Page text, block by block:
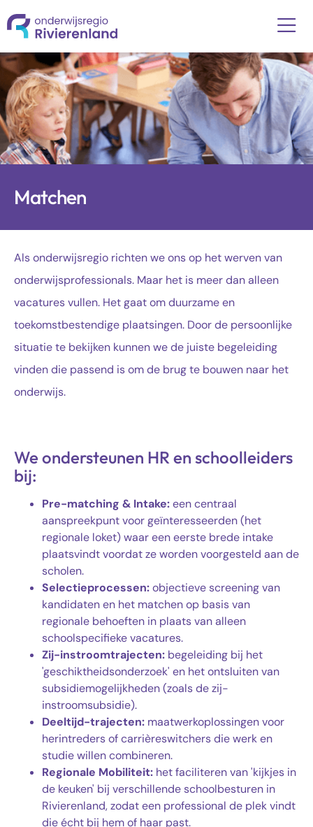
Matchen
Als onderwijsregio richten we ons op het werven van
onderwijsprofessionals. Maar het is meer dan alleen
vacatures vullen. Het gaat om duurzame en
toekomstbestendige plaatsingen. Door de persoonlijke
situatie te bekijken kunnen we de juiste begeleiding
vinden die passend is om de brug te bouwen naar het
onderwijs.
We ondersteunen HR en schoolleiders
bij:
Pre-matching & Intake:een centraal
aanspreekpunt voor geïnteresseerden (het
regionale loket) waar een eerste brede intake
plaatsvindt voordat ze worden voorgesteld aan de
scholen.
Selectieprocessen:objectieve screening van
kandidaten en het matchen op basis van
regionale behoeften in plaats van alleen
schoolspecifieke vacatures.
Zij-instroomtrajecten: begeleiding bij het
'geschiktheidsonderzoek' en het ontsluiten van
subsidiemogelijkheden (zoals de zij-
instroomsubsidie).
Deeltijd-trajecten: maatwerkoplossingen voor
herintreders of carrièreswitchers die werk en
studie willen combineren.
Regionale Mobiliteit: het faciliteren van 'kijkjes in
de keuken' bij verschillende schoolbesturen in
Rivierenland, zodat een professional de plek vindt
die écht bij hem of haar past.